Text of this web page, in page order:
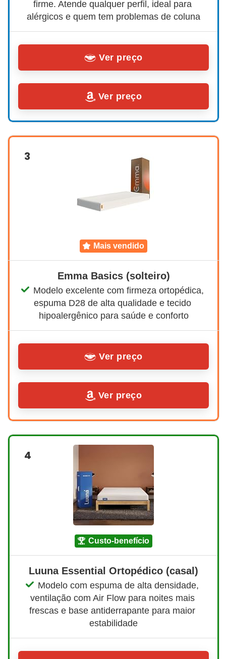
firme. Atende qualquer perfil, ideal para
alérgicos e quem tem problemas de coluna
Ver preço
Ver preço
3
mais vendido
Emma Basics (solteiro)
Modelo excelente com firmeza ortopédica,
espuma D28 de alta qualidade e tecido
hipoalergênico para saúde e conforto
Ver preço
Ver preço
4
custo-benefício
Luuna Essential Ortopédico (casal)
Modelo com espuma de alta densidade,
ventilação com Air Flow para noites mais
frescas e base antiderrapante para maior
estabilidade